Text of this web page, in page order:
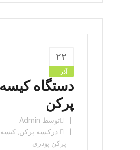
۲۲
آذر
دستگاه کیسه
پرکن
توسط Admin
در کیسه پرکن کیسه
پرکن پودری